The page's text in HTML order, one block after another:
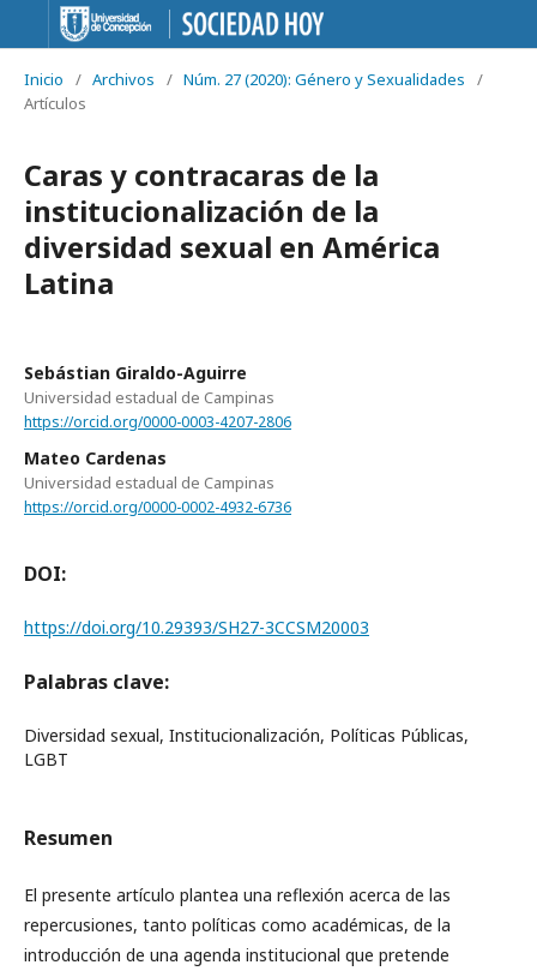
Inicio / Archivos / Núm. 27 (2020): Género y Sexualidades
/
Artículos
Caras y contracaras de la
institucionalización de la
diversidad sexual en América
Latina
Sebástian Giraldo-Aguirre
Universidad estadual de Campinas
https://orcid.org/0000-0003-4207-2806
Mateo Cardenas
Universidad estadual de Campinas
https://orcid.org/0000-0002-4932-6736
DOI:
https://doi.org/10.29393/SH27-3CCSM20003
Palabras clave:
Diversidad sexual, Institucionalización, Políticas Públicas,
LGBT
Resumen
El presente artículo plantea una reflexión acerca de las
repercusiones, tanto políticas como académicas, de la
introducción de una agenda institucional que pretende